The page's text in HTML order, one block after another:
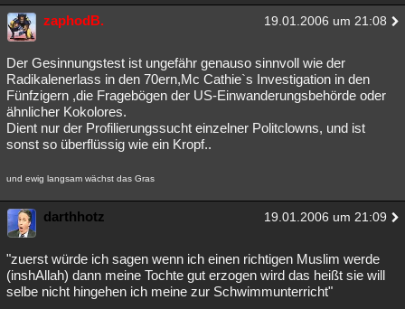
zaphodB. 19.01.2006 um 21:08
Der Gesinnungstest ist ungefähr genauso sinnvoll wie der
Radikalenerlass in den 70ern,Mc Cathie`s Investigation in den
Fünfzigern ,die Fragebögen der US-Einwanderungsbehörde oder
ähnlicher Kokolores.
Dient nur der Profilierungssucht einzelner Politclowns, und ist
sonst so überflüssig wie ein Kropf..
und ewig langsam wächst das Gras
darthhotz 19.01.2006 um 21:09
"zuerst würde ich sagen wenn ich einen richtigen Muslim werde
(inshAllah) dann meine Tochte gut erzogen wird das heißt sie will
selbe nicht hingehen ich meine zur Schwimmunterricht"